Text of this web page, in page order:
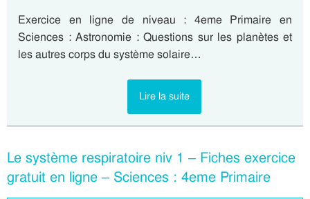
Exercice en ligne de niveau : 4eme Primaire en
Sciences : Astronomie : Questions sur les planètes et
les autres corps du système solaire…
Lire la suite
Le système respiratoire niv 1 – Fiches exercice
gratuit en ligne – Sciences : 4eme Primaire